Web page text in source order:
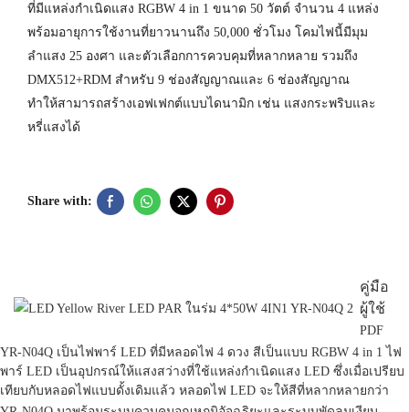
ที่มีแหล่งกำเนิดแสง RGBW 4 in 1 ขนาด 50 วัตต์ จำนวน 4 แหล่ง
พร้อมอายุการใช้งานที่ยาวนานถึง 50,000 ชั่วโมง โคมไฟนี้มีมุม
ลำแสง 25 องศา และตัวเลือกการควบคุมที่หลากหลาย รวมถึง
DMX512+RDM สำหรับ 9 ช่องสัญญาณและ 6 ช่องสัญญาณ
ทำให้สามารถสร้างเอฟเฟกต์แบบไดนามิก เช่น แสงกระพริบและ
หรี่แสงได้
Share with:
คู่มือ
ผู้ใช้
PDF
YR-N04Q เป็นไฟพาร์ LED ที่มีหลอดไฟ 4 ดวง สีเป็นแบบ RGBW 4 in 1 ไฟ
พาร์ LED เป็นอุปกรณ์ให้แสงสว่างที่ใช้แหล่งกำเนิดแสง LED ซึ่งเมื่อเปรียบ
เทียบกับหลอดไฟแบบดั้งเดิมแล้ว หลอดไฟ LED จะให้สีที่หลากหลายกว่า